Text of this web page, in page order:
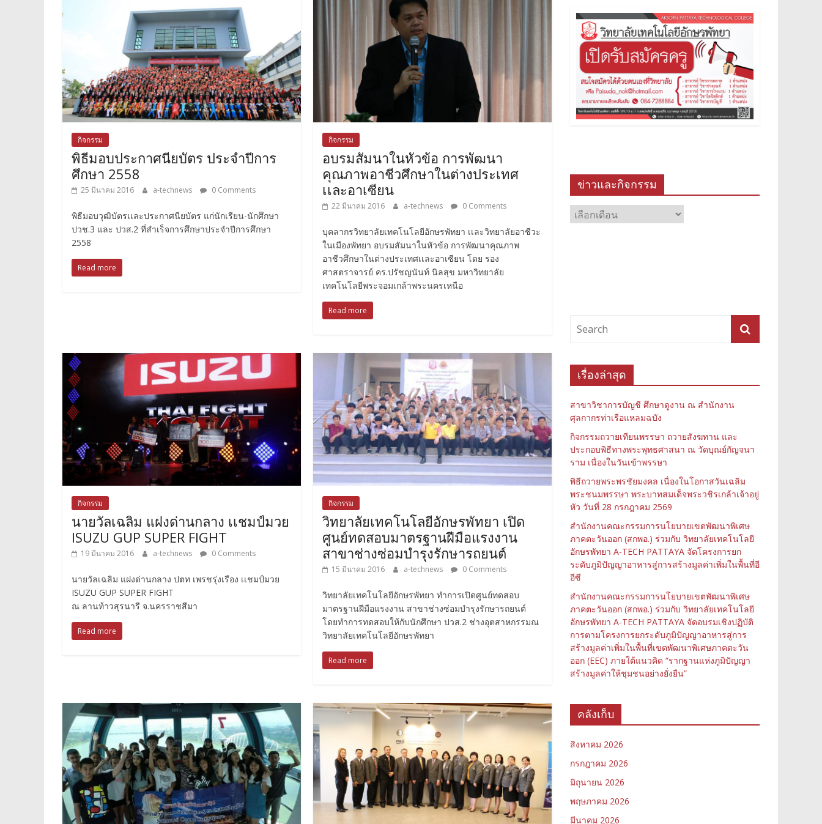
กิจกรรม
พิธีมอบประกาศนียบัตร ประจำปีการ
ศึกษา 2558
25 มีนาคม 2016 a-technews 0 Comments
พิธีมอบวุฒิบัตรเเละประกาศนียบัตร แก่นักเรียน-นักศึกษา
ปวช.3 และ ปวส.2 ที่สำเร็จการศึกษาประจำปีการศึกษา
2558
Read more
กิจกรรม
อบรมสัมนาในหัวข้อ การพัฒนา
คุณภาพอาชีวศึกษาในต่างประเทศ
เเละอาเซียน
22 มีนาคม 2016 a-technews 0 Comments
บุคลากรวิทยาลัยเทคโนโลยีอักษรพัทยา เเละวิทยาลัยอาชีวะ
ในเมืองพัทยา อบรมสัมนาในหัวข้อ การพัฒนาคุณภาพ
อาชีวศึกษาในต่างประเทศเเละอาเซียน โดย รอง
ศาสตราจารย์ คร.ปรัชญนันท์ นิลสุข มหาวิทยาลัย
เทคโนโลยีพระจอมเกล้าพระนครเหนือ
Read more
กิจกรรม
นายวัลเฉลิม แฝงด่านกลาง เเชมป์มวย
ISUZU GUP SUPER FIGHT
19 มีนาคม 2016 a-technews 0 Comments
นายวัลเฉลิม แฝงด่านกลาง ปตท เพรชรุ่งเรือง เเชมป์มวย
ISUZU GUP SUPER FIGHT
ณ ลานท้าวสุรนารี จ.นครราชสีมา
Read more
กิจกรรม
วิทยาลัยเทคโนโลยีอักษรพัทยา เปิด
ศูนย์ทดสอบมาตรฐานฝีมือแรงงาน
สาขาช่างซ่อมบำรุงรักษารถยนต์
15 มีนาคม 2016 a-technews 0 Comments
วิทยาลัยเทคโนโลยีอักษรพัทยา ทำการเปิดศูนย์ทดสอบ
มาตรฐานฝีมือแรงงาน สาขาช่างซ่อมบำรุงรักษารถยนต์
โดยทำการทดสอบให้กับนักศึกษา ปวส.2 ช่างอุตสาหกรรมณ
วิทยาลัยเทคโนโลยีอักษรพัทยา
Read more
ข่าวและกิจกรรม
ข่าว
และ
เรื่องล่าสุด
สาขาวิชาการบัญชี ศึกษาดูงาน ณ สำนักงาน
ศุลกากรท่าเรือแหลมฉบัง
กิจกรรมถวายเทียนพรรษา ถวายสังฆทาน และ
ประกอบพิธีทางพระพุทธศาสนา ณ วัดบุณย์กัญจนา
ราม เนื่องในวันเข้าพรรษา
พิธีถวายพระพรชัยมงคล เนื่องในโอกาสวันเฉลิม
พระชนมพรรษา พระบาทสมเด็จพระวชิรเกล้าเจ้าอยู่
หัว วันที่ 28 กรกฎาคม 2569
สำนักงานคณะกรรมการนโยบายเขตพัฒนาพิเศษ
ภาคตะวันออก (สกพอ.) ร่วมกับ วิทยาลัยเทคโนโลยี
อักษรพัทยา A-TECH PATTAYA จัดโครงการยก
ระดับภูมิปัญญาอาหารสู่การสร้างมูลค่าเพิ่มในพื้นที่อี
อีซี
สำนักงานคณะกรรมการนโยบายเขตพัฒนาพิเศษ
ภาคตะวันออก (สกพอ.) ร่วมกับ วิทยาลัยเทคโนโลยี
อักษรพัทยา A-TECH PATTAYA จัดอบรมเชิงปฏิบัติ
การตามโครงการยกระดับภูมิปัญญาอาหารสู่การ
สร้างมูลค่าเพิ่มในพื้นที่เขตพัฒนาพิเศษภาคตะวัน
ออก (EEC) ภายใต้แนวคิด “รากฐานแห่งภูมิปัญญา
สร้างมูลค่าให้ชุมชนอย่างยั่งยืน”
คลังเก็บ
สิงหาคม 2026
กรกฎาคม 2026
มิถุนายน 2026
พฤษภาคม 2026
มีนาคม 2026